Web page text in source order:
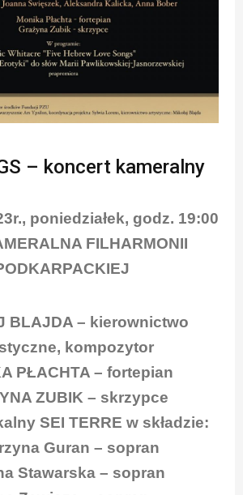
– koncert kameralny
poniedziałek, godz. 19:00
FILHARMONII
BLAJDA – kierownictwo
kompozytor
PŁACHTA – fortepian
ZUBIK – skrzypce
SEI TERRE w składzie:
Guran – sopran
Stawarska – sopran